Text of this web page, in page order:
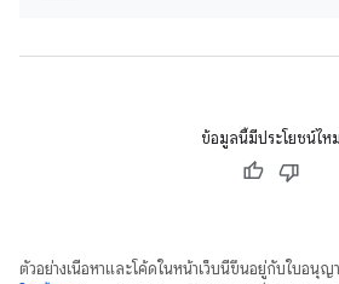
ข้อมูลนี้มีประโยชน์ไหม
ตัวอย่างเนื้อหาและโค้ดในหน้าเว็บนี้ขึ้นอยู่กับใบอนุญ